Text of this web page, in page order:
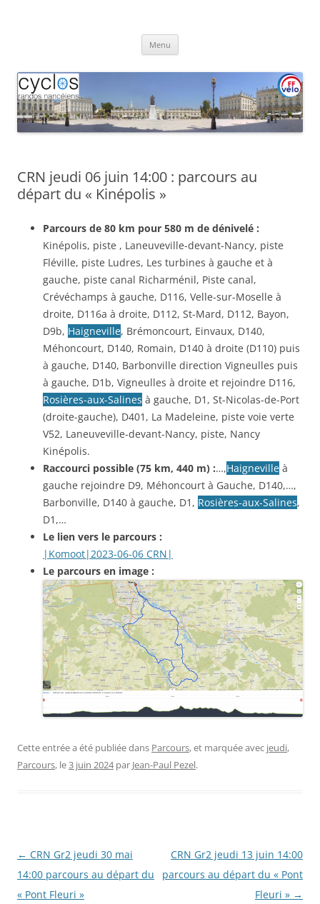
Menu
CRN jeudi 06 juin 14:00 : parcours au
départ du « Kinépolis »
Parcours de 80 km pour 580 m de dénivelé :
Kinépolis, piste , Laneuveville-devant-Nancy, piste
Fléville, piste Ludres, Les turbines à gauche et à
gauche, piste canal Richarménil, Piste canal,
Crévéchamps à gauche, D116, Velle-sur-Moselle à
droite, D116a à droite, D112, St-Mard, D112, Bayon,
D9b, Haigneville, Brémoncourt, Einvaux, D140,
Méhoncourt, D140, Romain, D140 à droite (D110) puis
à gauche, D140, Barbonville direction Vigneulles puis
à gauche, D1b, Vigneulles à droite et rejoindre D116,
Rosières-aux-Salines à gauche, D1, St-Nicolas-de-Port
(droite-gauche), D401, La Madeleine, piste voie verte
V52, Laneuveville-devant-Nancy, piste, Nancy
Kinépolis.
Raccourci possible (75 km, 440 m) :…,Haigneville à
gauche rejoindre D9, Méhoncourt à Gauche, D140,…,
Barbonville, D140 à gauche, D1, Rosières-aux-Salines,
D1,…
Le lien vers le parcours :
|Komoot|2023-06-06 CRN|
Le parcours en image :
Cette entrée a été publiée dans Parcours, et marquée avec jeudi,
Parcours, le3 juin 2024 par Jean-Paul Pezel.
Navigation
des
articles
← CRN Gr2 jeudi 30 mai
14:00 parcours au départ du
« Pont Fleuri »
CRN Gr2 jeudi 13 juin 14:00
parcours au départ du « Pont
Fleuri » →